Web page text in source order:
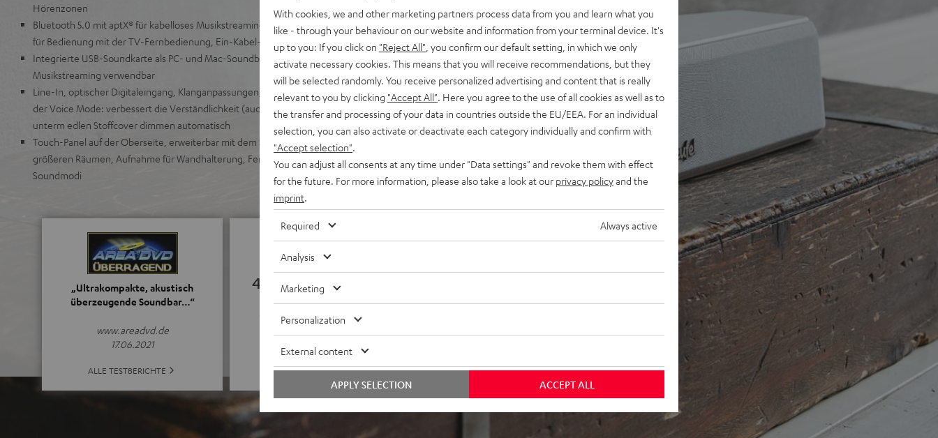
Hörenzonen
Bluetooth 5.0 mit aptX® für kabelloses Musikstreaming in CD-Qualität, HDMI mit CEC und ARC
für Bedienung mit der TV-Fernbedienung, Ein-Kabel-Anschluss
Integrierte USB-Soundkarte als PC- und Mac-Soundbar für Games, Videos, Homeoffice oder
Musikstreaming verwendbar
Line-In, optischer Digitaleingang, Klanganpassungen, drei zusätzliche Soundmodi, darunter
der Voice Mode: verbessert die Verständlichkeit (auch für Hörgeschädigte), 7 Status-LEDs
unterm edlen Stoffcover dimmen automatisch
Touch-Panel auf der Oberseite, erweiterbar mit dem Subwoofer T 6 für höhere Pegel in
größeren Räumen, Aufnahme für Wandhalterung, Fernbedienung mit Stickern für Lieblings-
Soundmodi
„Ultrakompakte, akustisch
überzeugende Soundbar…“
www.areadvd.de
17.06.2021
ALLE TESTBERICHTE
4.63
(4.63 von 5 bei 694 Bewertungen)
ALLE BEWERTUNGEN
With cookies, we and other marketing partners process data from you and learn what you
like - through your behaviour on our website and information from your terminal device. It's
up to you: If you click on "Reject All" , you confirm our default setting, in which we only
activate necessary cookies. This means that you will receive recommendations, but they
will be selected randomly. You receive personalized advertising and content that is really
relevant to you by clicking "Accept All" . Here you agree to the use of all cookies as well as to
the transfer and processing of your data in countries outside the EU/EEA. For an individual
selection, you can also activate or deactivate each category individually and confirm with
"Accept selection"
You can adjust all consents at any time under "Data settings" and revoke them with effect
for the future. For more information, please also take a look at our privacy policyand the
imprint
Required Always active
Analysis
Marketing
Personalization
External content
ACCEPT ALL
APPLY SELECTION